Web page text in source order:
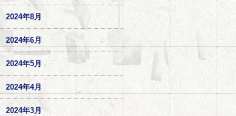
2024年8月
2024年6月
2024年5月
2024年4月
2024年3月